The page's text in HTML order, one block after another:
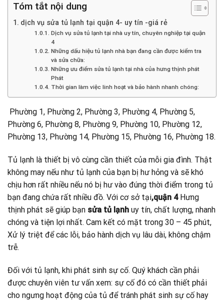
Tóm tắt nội dung
dịch vụ sửa tủ lạnh tại quận 4- uy tín -giá rẻ
Dịch vụ sửa tủ lạnh tại nhà uy tín, chuyên nghiệp tại quận
4
Những dấu hiệu tủ lạnh nhà bạn đang cần được kiểm tra
và sửa chữa:
Những ưu điểm sửa tủ lạnh tại nhà của hưng thịnh phát
Phát
Thời gian làm việc linh hoạt và bảo hành nhanh chóng:
Phường 1, Phường 2, Phường 3, Phường 4, Phường 5,
Phường 6, Phường 8, Phường 9, Phường 10, Phường 12,
Phường 13, Phường 14, Phường 15, Phường 16, Phường 18.
Tủ lạnh là thiết bị vô cùng cần thiết của mỗi gia đình. Thật
không may nếu như tủ lạnh của bạn bị hư hỏng và sẽ khó
chịu hơn rất nhiều nếu nó bị hư vào đúng thời điểm trong tủ
bạn đang chứa rất nhiều đồ. Với cơ sở tại,quận 4Hưng
thịnh phát sẽ giúp bạn sửa tủ lạnh uy tín, chất lượng, nhanh
chóng và tiện lợi nhất. Cam kết có mặt trong 30 – 45 phút,
Xử lý triệt để các lỗi, bảo hành dịch vụ lâu dài, không chậm
trễ.
Đối với tủ lạnh, khi phát sinh sự cố. Quý khách cần phải
được chuyên viên tư vấn xem: sự cố đó có cần thiết phải
cho ngưng hoạt động của tủ để tránh phát sinh sự cố hay